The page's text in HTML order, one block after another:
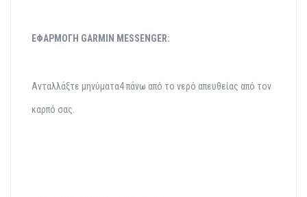
ΕΦΑΡΜΟΓΗ GARMIN MESSENGER:
Ανταλλάξτε μηνύματα4 πάνω από το νερό απευθείας από τον
καρπό σας.